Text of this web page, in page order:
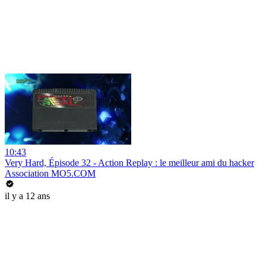
10:43
Very Hard, Épisode 32 - Action Replay : le meilleur ami du hacker
Association MO5.COM
il y a 12 ans